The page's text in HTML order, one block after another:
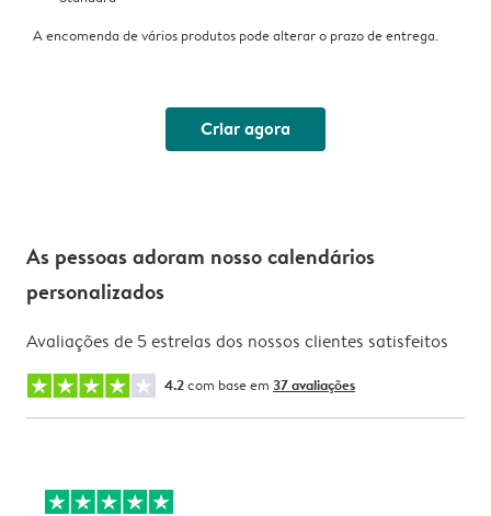
A encomenda de vários produtos pode alterar o prazo de entrega.
Criar agora
As pessoas adoram nosso calendários
personalizados
Avaliações de 5 estrelas dos nossos clientes satisfeitos
4.2com base em 37 avaliações